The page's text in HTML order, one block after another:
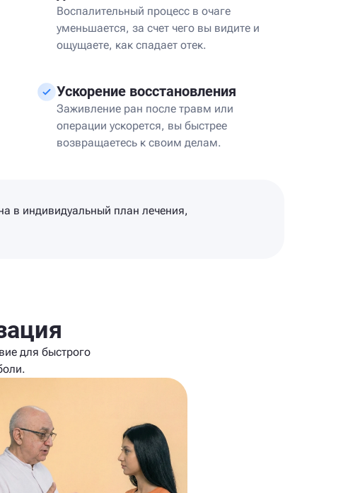
Воспалительный процесс в очаге
уменьшается, за счет чего вы видите и
ощущаете, как спадает отек.
Ускорение восстановления
Заживление ран после травм или
операции ускорется, вы быстрее
возвращаетесь к своим делам.
в индивидуальный план лечения,
для быстрого